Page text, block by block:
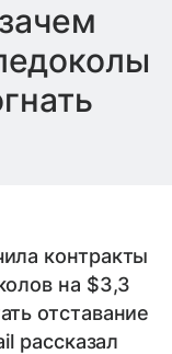
контракты
на $3,3
отставание
рассказал